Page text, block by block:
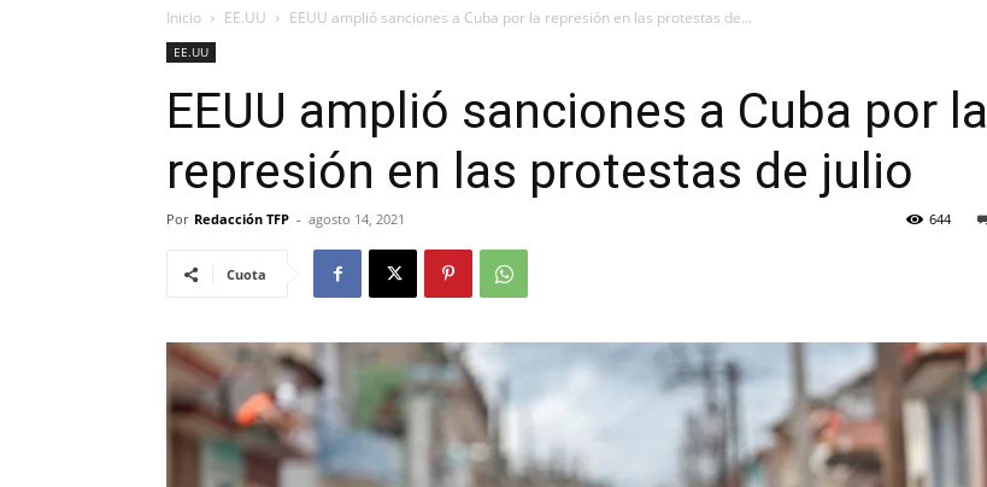
Inicio EE.UU EEUU amplió sanciones a Cuba por la represión en las protestas de...
EE.UU
EEUU amplió sanciones a Cuba por la
represión en las protestas de julio
Por Redacción TFP - agosto 14, 2021 644
Cuota